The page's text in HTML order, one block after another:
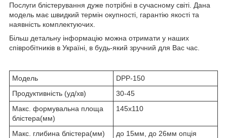
Послуги блістерування дуже потрібні в сучасному світі. Дана
модель має швидкий термін окупності, гарантію якості та
наявність комплектуючих.
Більш детальну інформацію можна отримати у наших
співробітників в Україні, в будь-який зручний для Вас час.
Модель
DPP-150
Продуктивність (уд/хв)
30-45
Макс. формувальна площа
блістера(мм)
145х110
Макс. глибина блістера(мм)
до 15мм, до 26мм опція